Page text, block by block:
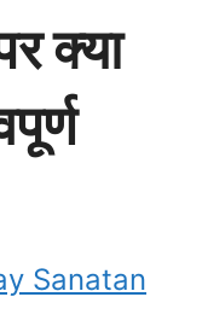
क्या
Sanatan